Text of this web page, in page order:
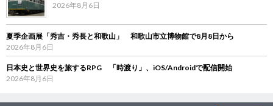
2026年8月6日
夏季企画展「秀吉・秀長と和歌山」 和歌山市立博物館で8月8日から
2026年8月6日
日本史と世界史を旅するRPG 「時渡り」、iOS/Androidで配信開始
2026年8月6日